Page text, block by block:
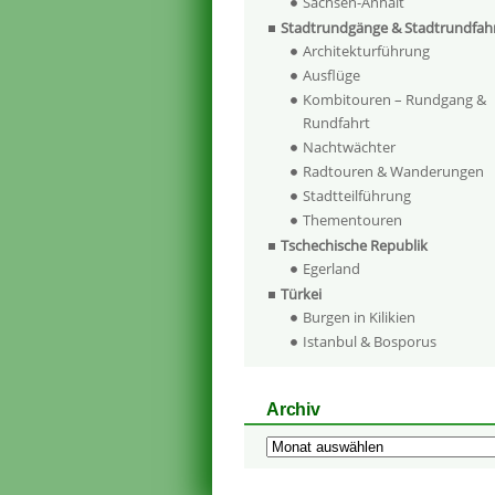
Stadtrundgänge &
Architekturführung
Ausflüge
Kombitouren – Rundgang &
Rundfahrt
Nachtwächter
Radtouren & Wanderungen
Stadtteilführung
Thementouren
Tschechische Republik
Egerland
Türkei
Burgen in Kilikien
Istanbul & Bosporus
Archiv
Archiv